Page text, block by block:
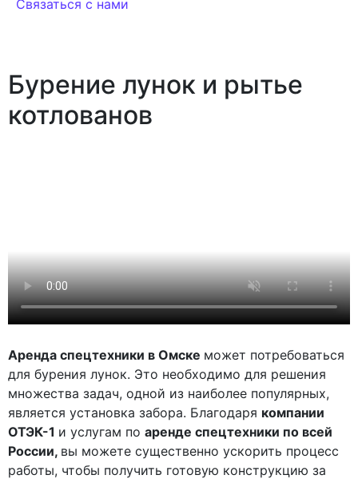
Связаться с нами
Бурение лунок и рытье
котлованов
Аренда спецтехники в Омске может потребоваться
для бурения лунок. Это необходимо для решения
множества задач, одной из наиболее популярных,
является установка забора. Благодаря компании
ОТЭК-1 и услугам по аренде спецтехники по всей
России, вы можете существенно ускорить процесс
работы, чтобы получить готовую конструкцию за